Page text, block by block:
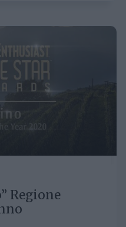
Regione